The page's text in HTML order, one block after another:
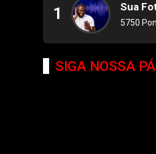
1 Sua
5750
SIGA NOSSA